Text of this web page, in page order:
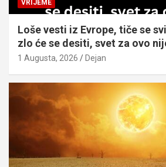
VRIJEME
Loše vesti iz Evrope, tiče se
zlo će se desiti, svet za ovo
1 Augusta, 2026 Dejan